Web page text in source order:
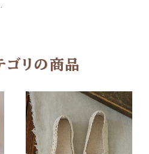
ゴリの商品